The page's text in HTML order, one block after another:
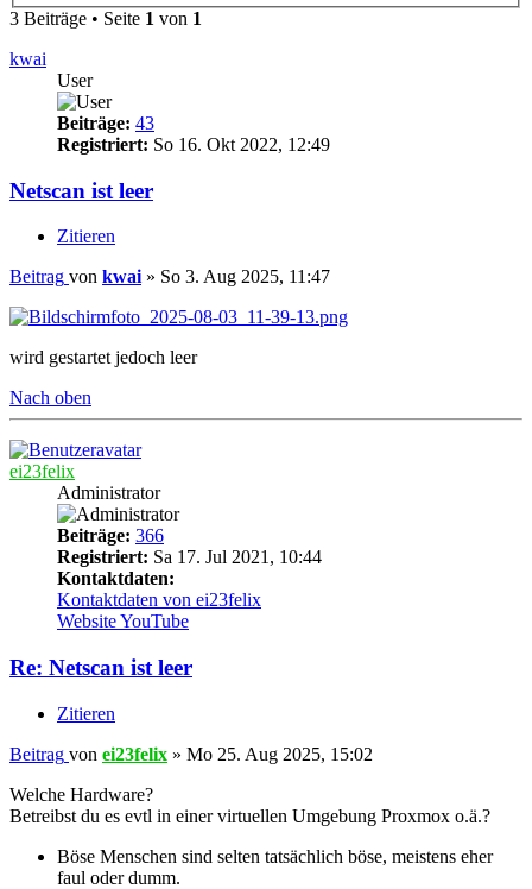
3 Beiträge • Seite 1 von 1
kwai
User
Beiträge: 43
Registriert: So 16. Okt 2022, 12:49
Netscan ist leer
Zitieren
Beitrag von kwai » So 3. Aug 2025, 11:47
wird gestartet jedoch leer
Nach oben
ei23felix
Administrator
Beiträge: 366
Registriert: Sa 17. Jul 2021, 10:44
Kontaktdaten:
Kontaktdaten von ei23felix
WebsiteYouTube
Re: Netscan ist leer
Zitieren
Beitrag von ei23felix » Mo 25. Aug 2025, 15:02
Welche Hardware?
Betreibst du es evtl in einer virtuellen Umgebung Proxmox o.ä.?
Böse Menschen sind selten tatsächlich böse, meistens eher
faul oder dumm.